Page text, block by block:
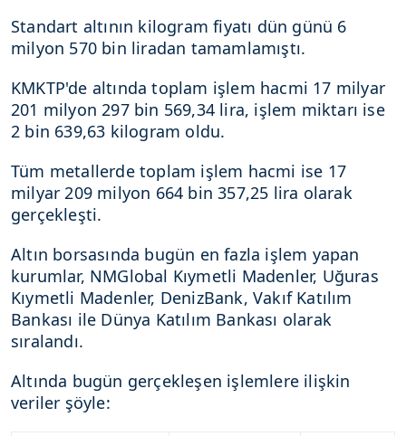
Standart altının kilogram fiyatı dün günü 6
milyon 570 bin liradan tamamlamıştı.
KMKTP'de altında toplam işlem hacmi 17 milyar
201 milyon 297 bin 569,34 lira, işlem miktarı ise
2 bin 639,63 kilogram oldu.
Tüm metallerde toplam işlem hacmi ise 17
milyar 209 milyon 664 bin 357,25 lira olarak
gerçekleşti.
Altın borsasında bugün en fazla işlem yapan
kurumlar, NMGlobal Kıymetli Madenler, Uğuras
Kıymetli Madenler, DenizBank, Vakıf Katılım
Bankası ile Dünya Katılım Bankası olarak
sıralandı.
Altında bugün gerçekleşen işlemlere ilişkin
veriler şöyle: